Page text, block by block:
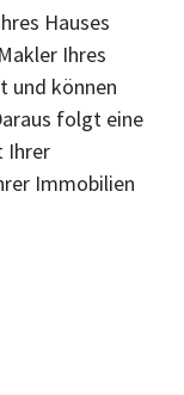
Hauses
Ihres
und können
folgt eine
Ihrer
Immobilien